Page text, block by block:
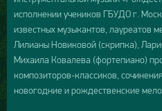
исполнении учеников ГБУДО г.
известных музыкантов, лауреатов
Лилианы Новиковой (скрипка),
Михаила Ковалева (фортепиано)
композиторов-классиков,
новогодние и рождественские